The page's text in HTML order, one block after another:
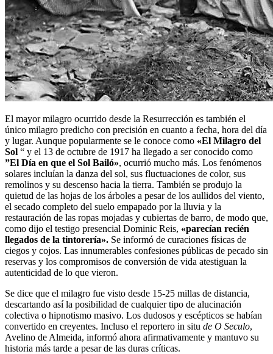
El mayor milagro ocurrido desde la Resurrección es también el
único milagro predicho con precisión en cuanto a fecha, hora del día
y lugar. Aunque popularmente se le conoce como «El Milagro del
Sol “ y el 13 de octubre de 1917 ha llegado a ser conocido como
”El Día en que el Sol Bailó», ocurrió mucho más. Los fenómenos
solares incluían la danza del sol, sus fluctuaciones de color, sus
remolinos y su descenso hacia la tierra. También se produjo la
quietud de las hojas de los árboles a pesar de los aullidos del viento,
el secado completo del suelo empapado por la lluvia y la
restauración de las ropas mojadas y cubiertas de barro, de modo que,
como dijo el testigo presencial Dominic Reis, «parecían recién
llegados de la tintorería». Se informó de curaciones físicas de
ciegos y cojos. Las innumerables confesiones públicas de pecado sin
reservas y los compromisos de conversión de vida atestiguan la
autenticidad de lo que vieron.
Se dice que el milagro fue visto desde 15-25 millas de distancia,
descartando así la posibilidad de cualquier tipo de alucinación
colectiva o hipnotismo masivo. Los dudosos y escépticos se habían
convertido en creyentes. Incluso el reportero in situ de O Seculo,
Avelino de Almeida, informó ahora afirmativamente y mantuvo su
historia más tarde a pesar de las duras críticas.